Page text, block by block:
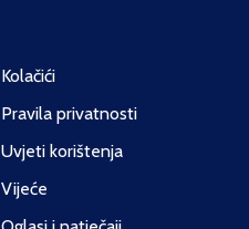
Kolačići
Pravila privatnosti
Uvjeti korištenja
Vijeće